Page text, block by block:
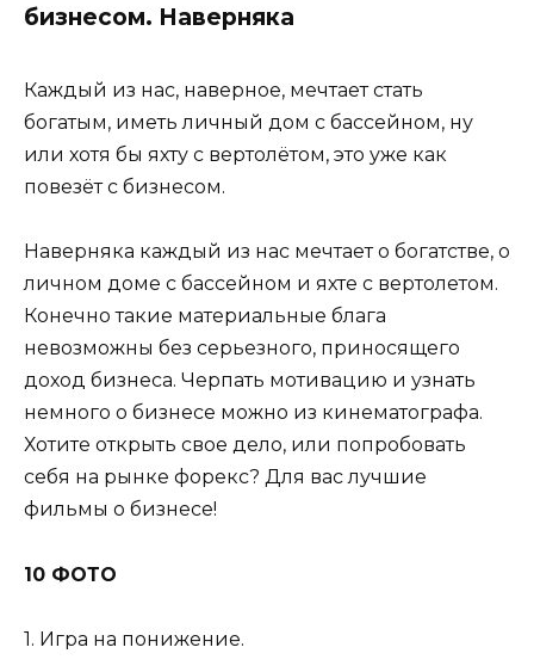
бизнесом. Наверняка
Каждый из нас, наверное, мечтает стать
богатым, иметь личный дом с бассейном, ну
или хотя бы яхту с вертолётом, это уже как
повезёт с бизнесом.
Наверняка каждый из нас мечтает о богатстве, о
личном доме с бассейном и яхте с вертолетом.
Конечно такие материальные блага
невозможны без серьезного, приносящего
доход бизнеса. Черпать мотивацию и узнать
немного о бизнесе можно из кинематографа.
Хотите открыть свое дело, или попробовать
себя на рынке форекс? Для вас лучшие
фильмы о бизнесе!
10 ФОТО
1. Игра на понижение.